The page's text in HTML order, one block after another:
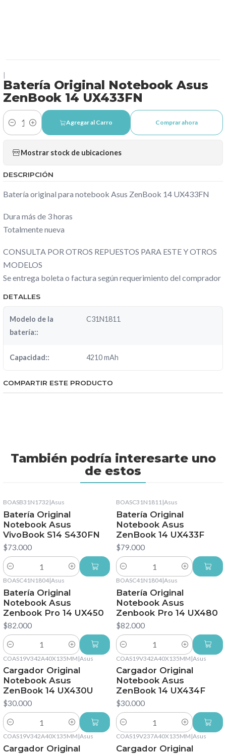
Batería Original Notebook Asus
ZenBook 14 UX433FN
Cantidad
Agregar al Carro Comprar ahora
Mostrar stock de ubicaciones
DESCRIPCIÓN
Batería original para notebook Asus ZenBook 14 UX433FN
Dura más de 3 horas
Totalmente nueva
CONSULTA POR OTROS REPUESTOS PARA ESTE Y OTROS
MODELOS
Se entrega boleta o factura según requerimiento del comprador
DETALLES
Modelo de la
batería::
C31N1811
Capacidad:: 4210 mAh
COMPARTIR ESTE PRODUCTO
También podría interesarte uno
de estos
BOASB31N1732 |Asus
Batería Original
Notebook Asus
VivoBook S14 S430FN
$73.000
Cantidad
BOASC31N1811|Asus
Batería Original
Notebook Asus
ZenBook 14 UX433F
$79.000
Cantidad
BOASC41N1804|Asus
Batería Original
Notebook Asus
Zenbook Pro 14 UX450
$82.000
Cantidad
BOASC41N1804|Asus
Batería Original
Notebook Asus
Zenbook Pro 14 UX480
$82.000
Cantidad
COAS19V342A40X135MM |Asus
Cargador Original
Notebook Asus
ZenBook 14 UX430U
$30.000
Cantidad
COAS19V342A40X135MM |Asus
Cargador Original
Notebook Asus
ZenBook 14 UX434F
$30.000
Cantidad
COAS19V342A40X135MM |Asus
Cargador Original
COAS19V237A40X135MM |Asus
Cargador Original